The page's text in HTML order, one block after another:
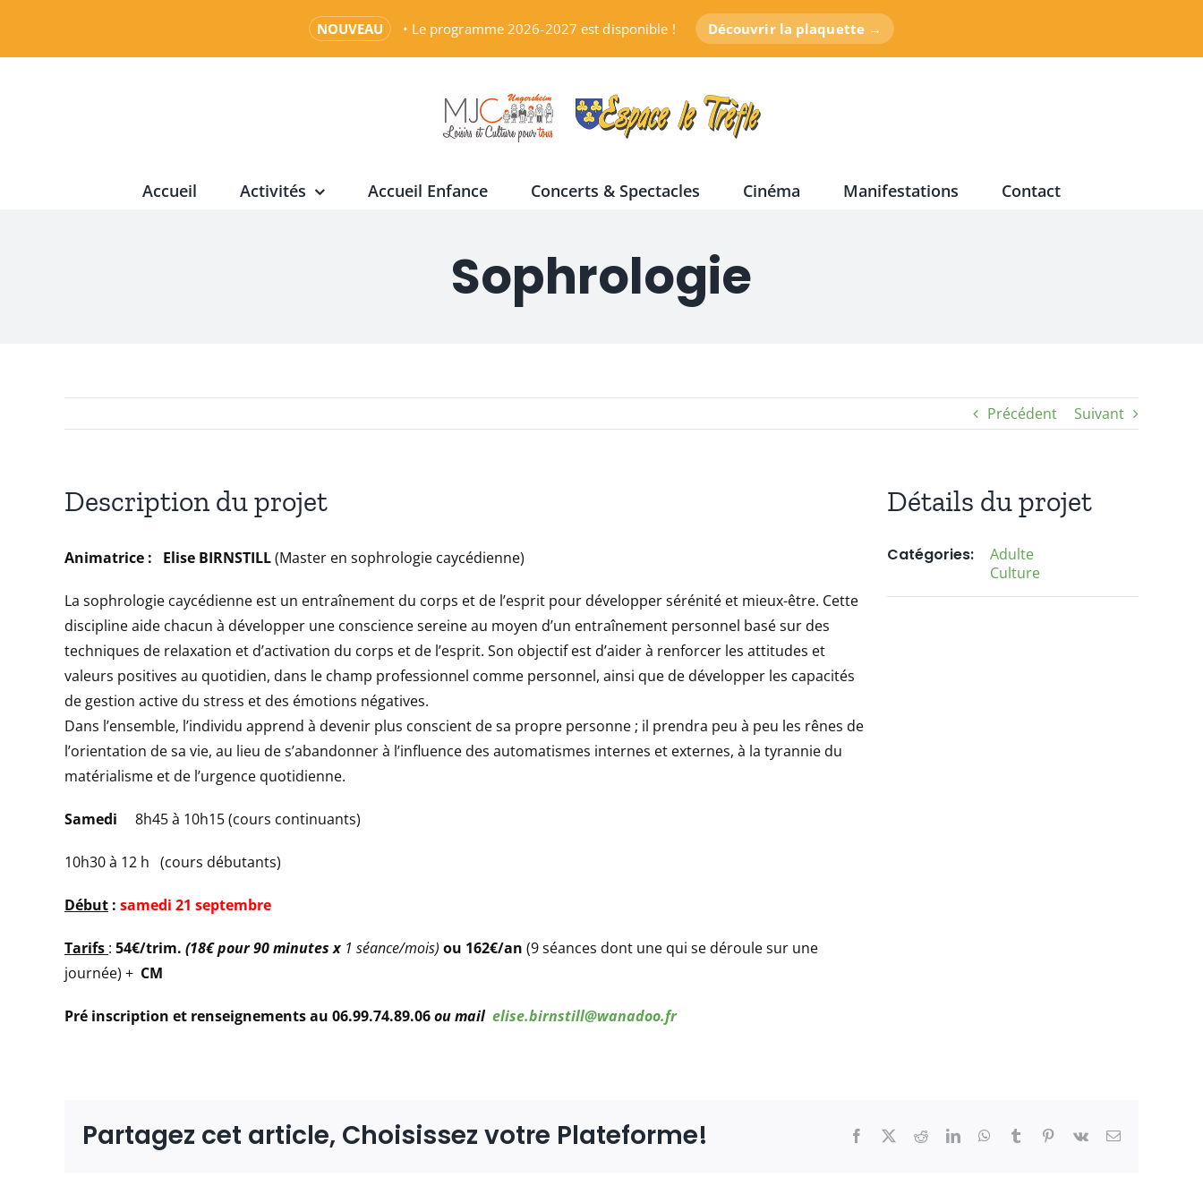
NOUVEAU • Le programme 2026-2027 est disponible ! Découvrir la plaquette →
Accueil Activités Accueil Enfance Concerts & Spectacles Cinéma Manifestations Contact
Sophrologie
Précédent Suivant
Description du projet
Animatrice : Elise BIRNSTILL(Master en sophrologie caycédienne)
La sophrologie caycédienne est un entraînement du corps et de l’esprit pour développer sérénité et mieux-être. Cette
discipline aide chacun à développer une conscience sereine au moyen d’un entraînement personnel basé sur des
techniques de relaxation et d’activation du corps et de l’esprit. Son objectif est d’aider à renforcer les attitudes et
valeurs positives au quotidien, dans le champ professionnel comme personnel, ainsi que de développer les capacités
de gestion active du stress et des émotions négatives.
Dans l’ensemble, l’individu apprend à devenir plus conscient de sa propre personne ; il prendra peu à peu les rênes de
l’orientation de sa vie, au lieu de s’abandonner à l’influence des automatismes internes et externes, à la tyrannie du
matérialisme et de l’urgence quotidienne.
Samedi 8h45 à 10h15 (cours continuants)
10h30 à 12 h (cours débutants)
Début : samedi 21 septembre
Tarifs : 54€/trim. (18€ pour 90 minutes x 1 séance/mois) ou 162€/an (9 séances dont une qui se déroule sur une
journée) + CM
Pré inscription et renseignements au 06.99.74.89.06ou mail elise.birnstill@wanadoo.fr
Détails du projet
Catégories:
Adulte
Culture
Partagez cet article, Choisissez votre Plateforme! Facebook RedditLinkedInWhatsApp
Tumblr Pinterest
Vk Email